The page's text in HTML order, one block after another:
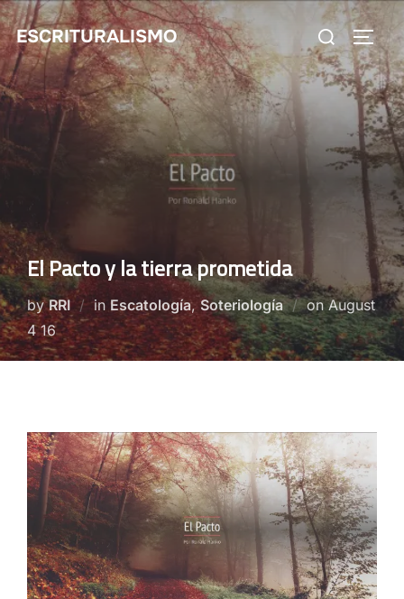
Skip
to
content
ESCRITURALISMO
Search
for:
El Pacto y la tierra prometida
byRRI in Escatología, Soteriología onPosted
on
August
4 16